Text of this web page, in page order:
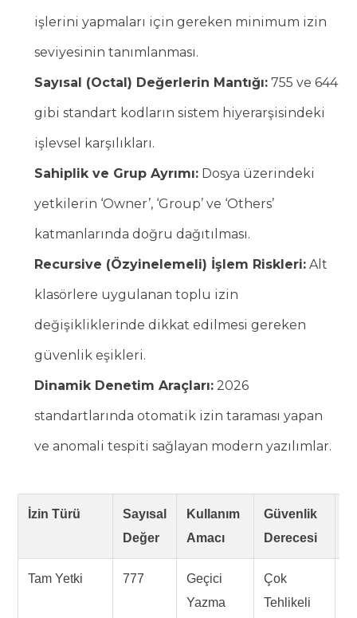
işlerini yapmaları için gereken minimum izin
seviyesinin tanımlanması.
Sayısal (Octal) Değerlerin Mantığı: 755 ve 644
gibi standart kodların sistem hiyerarşisindeki
işlevsel karşılıkları.
Sahiplik ve Grup Ayrımı: Dosya üzerindeki
yetkilerin ‘Owner’, ‘Group’ ve ‘Others’
katmanlarında doğru dağıtılması.
Recursive (Özyinelemeli) İşlem Riskleri: Alt
klasörlere uygulanan toplu izin
değişikliklerinde dikkat edilmesi gereken
güvenlik eşikleri.
Dinamik Denetim Araçları: 2026
standartlarında otomatik izin taraması yapan
ve anomali tespiti sağlayan modern yazılımlar.
İzin Türü
Sayısal
Değer
Kullanım
Amacı
Güvenlik
Derecesi
Tam Yetki 777
Geçici
Yazma
Çok
Tehlikeli